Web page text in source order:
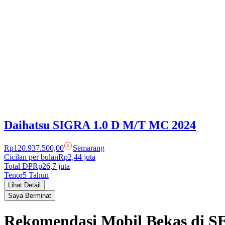
Daihatsu SIGRA 1.0 D M/T MC 2024
Rp120.937.500,00
Semarang
Cicilan per bulanRp2,44 juta
Total DPRp26,7 juta
Tenor5 Tahun
Lihat Detail
Saya Berminat
Rekomendasi Mobil Bekas di